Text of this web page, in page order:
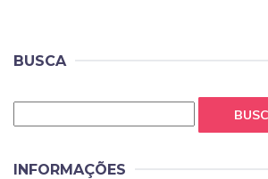
BUSCA
INFORMAÇÕES